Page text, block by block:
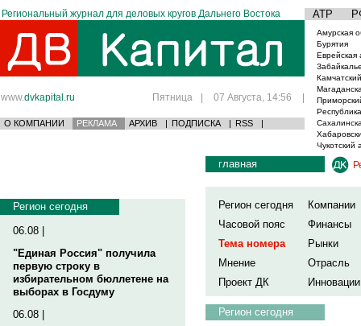
Региональный журнал для деловых кругов Дальнего Востока АТР
www.dvkapital.ru Пятница | 07 Августа, 14:56 |
О КОМПАНИИ РЕКЛАМА АРХИВ | ПОДПИСКА | RSS |
Амурская
Бурятия
Еврейская
Чукотский
Регион сегодня
06.08 |
"Единая Россия" получила
первую строку в
избирательном бюллетене на
выборах в Госдуму
06.08 |
главная
Регион сегодня
Компании
Часовой пояс
Финансы
Тема номера
Рынки
Мнение
Отрасль
Проект ДК
Инновации
Регион сегодня